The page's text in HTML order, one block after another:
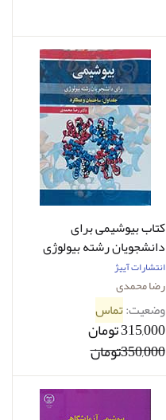
کتاب بیوشیمی برای
دانشجویان رشته بیولوژی
جلد اول ساختمان عملکرد
نویسنده دکتر رضا محمدی
انتشارات آییژ
رضا محمدی
وضعیت:تماس
315,000 تومان
350,000تومان